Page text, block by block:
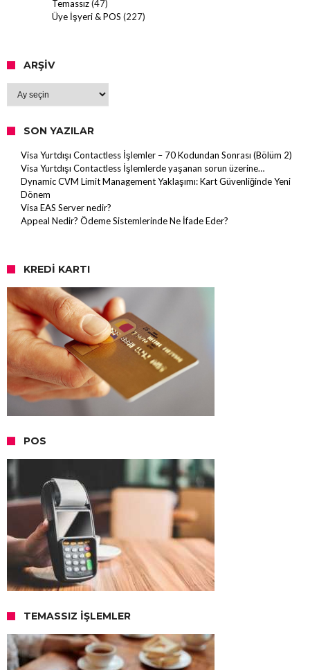
Temassız(47)
Üye İşyeri & POS (227)
ARŞIV
SON YAZILAR
Visa Yurtdışı Contactless İşlemler – 70 Kodundan Sonrası (Bölüm 2)
Visa Yurtdışı Contactless İşlemlerde yaşanan sorun üzerine…
Dynamic CVM Limit Management Yaklaşımı: Kart Güvenliğinde Yeni
Dönem
Visa EAS Server nedir?
Appeal Nedir? Ödeme Sistemlerinde Ne İfade Eder?
KREDI KARTI
POS
TEMASSIZ İŞLEMLER